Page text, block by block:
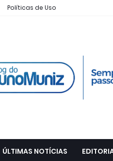
Políticas de Uso
ÚLTIMAS NOTÍCIAS